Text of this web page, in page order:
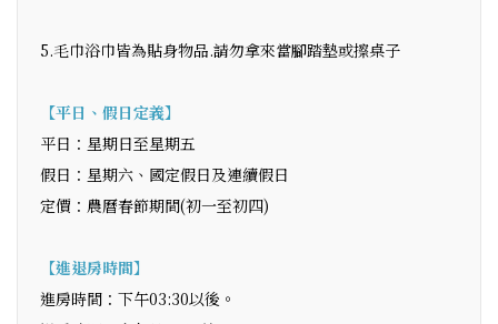
5.毛巾浴巾皆為貼身物品.請勿拿來當腳踏墊或擦桌子
【平日、假日定義】
平日：星期日至星期五
假日：星期六、國定假日及連續假日
定價：農曆春節期間(初一至初四)
【進退房時間】
進房時間：下午03:30以後。